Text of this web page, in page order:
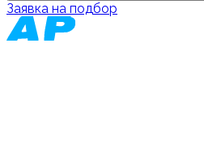
Заявка на подбор